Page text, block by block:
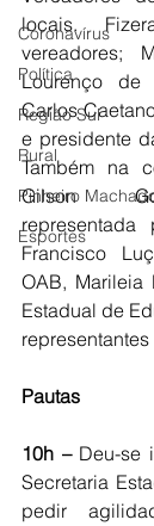
Coronavírus
Política
Região Sul
Rural
Pinheiro
Esportes
locais.
vereadores;
Lourenço de
Carlos
e presidente
Também na
Gilson
Francisco
OAB, Marileia
Estadual de
Pautas
10h – Deu-se
Secretaria
pedir